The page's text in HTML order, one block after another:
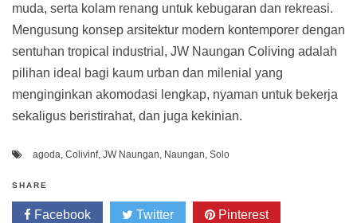
muda, serta kolam renang untuk kebugaran dan rekreasi.
Mengusung konsep arsitektur modern kontemporer dengan
sentuhan tropical industrial, JW Naungan Coliving adalah
pilihan ideal bagi kaum urban dan milenial yang
menginginkan akomodasi lengkap, nyaman untuk bekerja
sekaligus beristirahat, dan juga kekinian.
agoda, Colivinf, JW Naungan, Naungan, Solo
SHARE
Facebook Twitter Pinterest